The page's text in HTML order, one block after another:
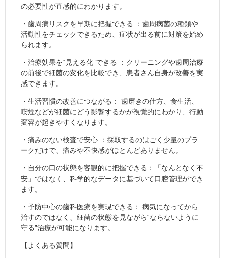
の必要性が直感的にわかります。
・歯周病リスクを早期に把握できる ：歯周病菌の種類や
活動性をチェックできるため、症状が出る前に対策を始め
られます。
・治療効果を“見える化”できる ：クリーニングや歯周治療
の前後で細菌の変化を比較でき、患者さん自身が改善を実
感できます。
・生活習慣の改善につながる： 歯磨きの仕方、食生活、
喫煙などが細菌にどう影響するかが視覚的にわかり、行動
変容が起きやすくなります。
・痛みのない検査で安心 ：採取するのはごく少量のプラ
ークだけで、痛みや不快感がほとんどありません。
・自分の口の状態を客観的に把握できる：「なんとなく不
安」ではなく、科学的なデータに基づいて口腔管理ができ
ます。
・予防中心の歯科医療を実現できる： 病気になってから
治すのではなく、細菌の状態を見ながら“ならないように
守る”治療が可能になります。
【よくある質問】